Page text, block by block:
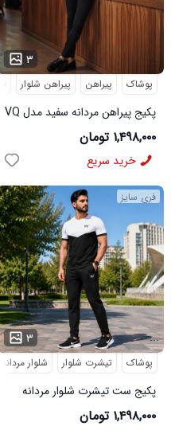
۳ ...
پوشاک پیراهن پیراهن شلوار
پکیج پیراهن مردانه سفید مدل VQ
شلوار مردانه مشکی مدل MOBIN
۱,۴۹۸,۰۰۰ تومان
خرید سریع
فری سایز
۳ ...
پوشاک تیشرت شلوار شلوار مردانه
پکیج ست تیشرت شلوار مردانه
361 مدل W15 کفش ورزشی
۱,۴۹۸,۰۰۰ تومان